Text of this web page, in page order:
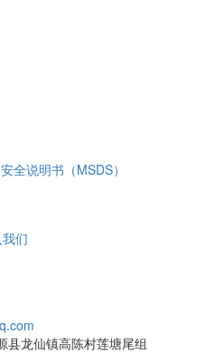
全说明书（MSDS）
们
县龙仙镇高陈村莲塘尾组